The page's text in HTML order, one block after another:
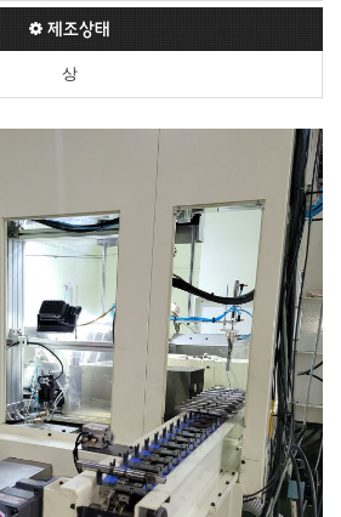
제조상태
상